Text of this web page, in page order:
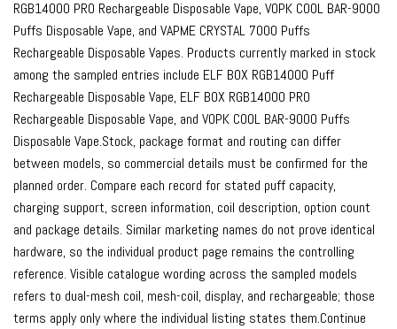
RGB14000 PRO Rechargeable Disposable Vape, VOPK COOL BAR-9000
Puffs Disposable Vape, and VAPME CRYSTAL 7000 Puffs
Rechargeable Disposable Vapes. Products currently marked in stock
among the sampled entries include ELF BOX RGB14000 Puff
Rechargeable Disposable Vape, ELF BOX RGB14000 PRO
Rechargeable Disposable Vape, and VOPK COOL BAR-9000 Puffs
Disposable Vape.Stock, package format and routing can differ
between models, so commercial details must be confirmed for the
planned order. Compare each record for stated puff capacity,
charging support, screen information, coil description, option count
and package details. Similar marketing names do not prove identical
hardware, so the individual product page remains the controlling
reference. Visible catalogue wording across the sampled models
refers to dual-mesh coil, mesh-coil, display, and rechargeable; those
terms apply only where the individual listing states them.Continue